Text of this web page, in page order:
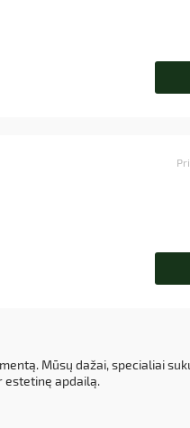
Mūsų dažai, specialiai
estetinę apdailą.